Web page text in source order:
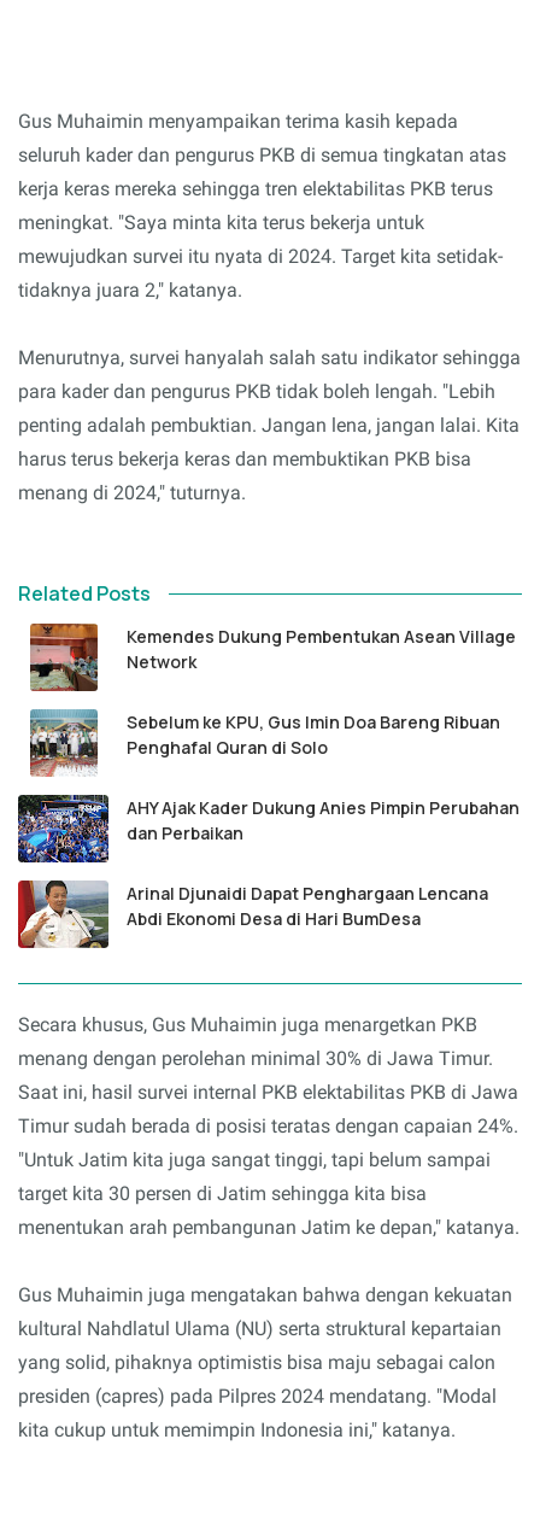
Gus Muhaimin menyampaikan terima kasih kepada
seluruh kader dan pengurus PKB di semua tingkatan atas
kerja keras mereka sehingga tren elektabilitas PKB terus
meningkat. "Saya minta kita terus bekerja untuk
mewujudkan survei itu nyata di 2024. Target kita setidak-
tidaknya juara 2," katanya.
Menurutnya, survei hanyalah salah satu indikator sehingga
para kader dan pengurus PKB tidak boleh lengah. "Lebih
penting adalah pembuktian. Jangan lena, jangan lalai. Kita
harus terus bekerja keras dan membuktikan PKB bisa
menang di 2024," tuturnya.
Related Posts
Kemendes Dukung Pembentukan Asean Village
Network
Sebelum ke KPU, Gus Imin Doa Bareng Ribuan
Penghafal Quran di Solo
AHY Ajak Kader Dukung Anies Pimpin Perubahan
dan Perbaikan
Arinal Djunaidi Dapat Penghargaan Lencana
Abdi Ekonomi Desa di Hari BumDesa
Secara khusus, Gus Muhaimin juga menargetkan PKB
menang dengan perolehan minimal 30% di Jawa Timur.
Saat ini, hasil survei internal PKB elektabilitas PKB di Jawa
Timur sudah berada di posisi teratas dengan capaian 24%.
"Untuk Jatim kita juga sangat tinggi, tapi belum sampai
target kita 30 persen di Jatim sehingga kita bisa
menentukan arah pembangunan Jatim ke depan," katanya.
Gus Muhaimin juga mengatakan bahwa dengan kekuatan
kultural Nahdlatul Ulama (NU) serta struktural kepartaian
yang solid, pihaknya optimistis bisa maju sebagai calon
presiden (capres) pada Pilpres 2024 mendatang. "Modal
kita cukup untuk memimpin Indonesia ini," katanya.